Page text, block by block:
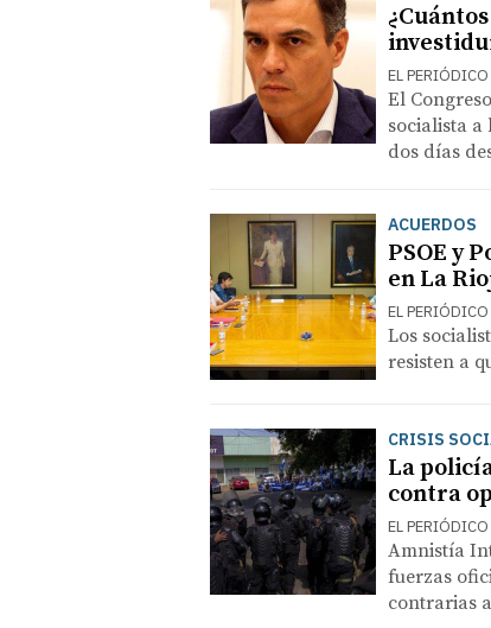
EL PERIÓDICO
El
socialista a
dos días
ACUERDOS
PSOE y
en La
EL
Los
resisten a
CRISIS
La
contra
EL PERIÓDICO
Amnistía
fuerzas
contrarias